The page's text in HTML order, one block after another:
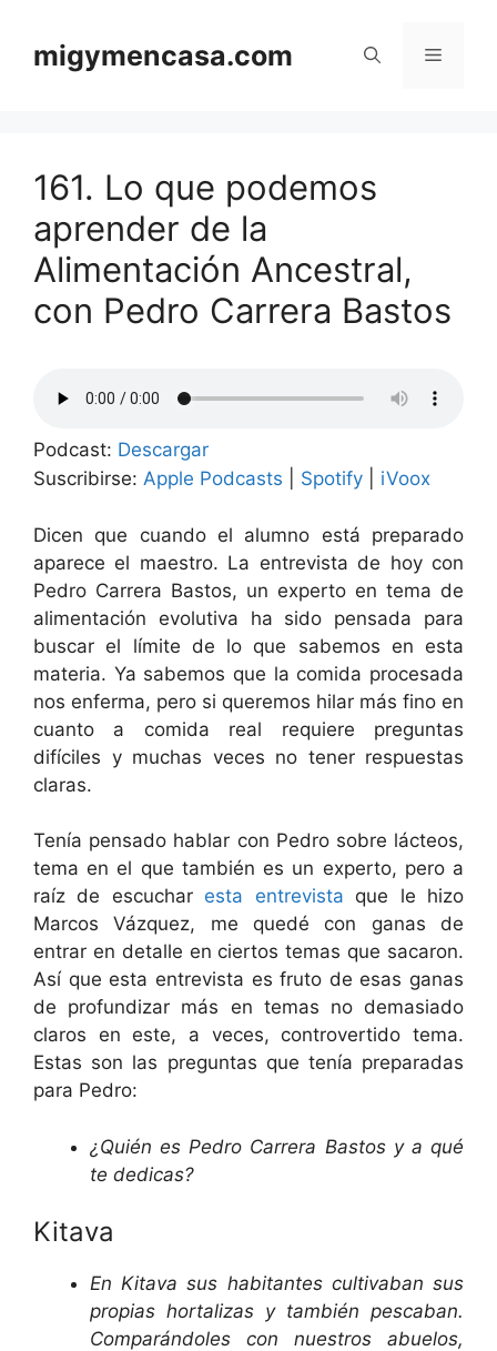
contenido
migymencasa.com Menú
161. Lo que podemos
aprender de la
Alimentación Ancestral,
con Pedro Carrera Bastos
Podcast: Descargar
Suscribirse: Apple Podcasts Spotify iVoox
Dicen que cuando el alumno está preparado
aparece el maestro. La entrevista de hoy con
Pedro Carrera Bastos, un experto en tema de
alimentación evolutiva ha sido pensada para
buscar el límite de lo que sabemos en esta
materia. Ya sabemos que la comida procesada
nos enferma, pero si queremos hilar más fino en
cuanto a comida real requiere preguntas
difíciles y muchas veces no tener respuestas
claras.
Tenía pensado hablar con Pedro sobre lácteos,
tema en el que también es un experto, pero a
raíz de escuchar esta entrevista que le hizo
Marcos Vázquez, me quedé con ganas de
entrar en detalle en ciertos temas que sacaron.
Así que esta entrevista es fruto de esas ganas
de profundizar más en temas no demasiado
claros en este, a veces, controvertido tema.
Estas son las preguntas que tenía preparadas
para Pedro:
¿Quién es Pedro Carrera Bastos y a qué
te dedicas?
Kitava
En Kitava sus habitantes cultivaban sus
propias hortalizas y también pescaban.
Comparándoles con nuestros abuelos,